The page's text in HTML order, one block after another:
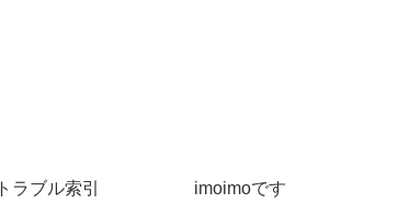
トラブル索引 imoimoです